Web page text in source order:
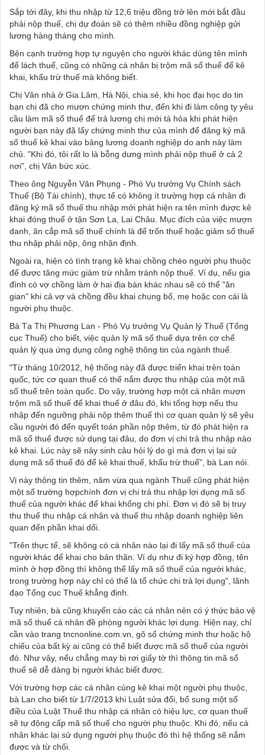
Sắp tới đây, khi thu nhập từ 12,6 triệu đồng trở lên mới bắt đầu
phải nộp thuế, chị dự đoán sẽ có thêm nhiều đồng nghiệp gửi
lương hàng tháng cho mình.
Bên cạnh trường hợp tự nguyện cho người khác dùng tên mình
để lách thuế, cũng có những cá nhân bị trộm mã số thuế để kê
khai, khấu trừ thuế mà không biết.
Chị Vân nhà ở Gia Lâm, Hà Nội, chia sẻ, khi học đại học do tin
bạn chị đã cho mượn chứng minh thư, đến khi đi làm công ty yêu
cầu làm mã số thuế để trả lương chị mới tá hỏa khi phát hiện
người bạn này đã lấy chứng minh thư của mình để đăng ký mã
số thuế kê khai vào bảng lương doanh nghiệp do anh này làm
chủ. "Khi đó, tôi rất lo là bỗng dưng mình phải nộp thuế ở cả 2
nơi", chị Vân bức xúc.
Theo ông Nguyễn Văn Phụng - Phó Vụ trưởng Vụ Chính sách
Thuế (Bộ Tài chính), thực tế có không ít trường hợp cá nhân đi
đăng ký mã số thuế thu nhập mới phát hiện ra tên mình được kê
khai đóng thuế ở tận Sơn La, Lai Châu. Mục đích của việc mượn
danh, ăn cắp mã số thuế chính là để trốn thuế hoặc giảm số thuế
thu nhập phải nộp, ông nhận định.
Ngoài ra, hiện có tình trạng kê khai chồng chéo người phụ thuộc
để được tăng mức giảm trừ nhằm tránh nộp thuế. Ví dụ, nếu gia
đình có vợ chồng làm ở hai địa bàn khác nhau sẽ có thể "ăn
gian" khi cả vợ và chồng đều khai chung bố, mẹ hoặc con cái là
người phụ thuộc.
Bà Tạ Thị Phương Lan - Phó Vụ trưởng Vụ Quản lý Thuế (Tổng
cục Thuế) cho biết, việc quản lý mã số thuế dựa trên cơ chế
quản lý qua ứng dụng công nghệ thông tin của ngành thuế.
"Từ tháng 10/2012, hệ thống này đã được triển khai trên toàn
quốc, tức cơ quan thuế có thể nắm được thu nhập của một mã
số thuế trên toàn quốc. Do vậy, trường hợp một cá nhân mượn
trộm mã số thuế để khai thuế ở đâu đó, khi tổng hợp nếu thu
nhập đến ngưỡng phải nộp thêm thuế thì cơ quan quản lý sẽ yêu
cầu người đó đến quyết toán phần nộp thêm, từ đó phát hiện ra
mã số thuế được sử dụng tại đâu, do đơn vị chi trả thu nhập nào
kê khai. Lúc này sẽ nảy sinh câu hỏi lý do gì mà đơn vị lại sử
dụng mã số thuế đó để kê khai thuế, khấu trừ thuế", bà Lan nói.
Vị này thông tin thêm, năm vừa qua ngành Thuế cũng phát hiện
một số trường hợpchính đơn vị chi trả thu nhập lợi dụng mã số
thuế của người khác để khai khống chi phí. Đơn vị đó sẽ bị truy
thu thuế thu nhập cá nhân và thuế thu nhập doanh nghiệp liên
quan đến phần khai dối.
"Trên thực tế, sẽ không có cá nhân nào lại đi lấy mã số thuế của
người khác để khai cho bản thân. Ví dụ như đi ký hợp đồng, tên
mình ở hợp đồng thì không thể lấy mã số thuế của người khác,
trong trường hợp này chỉ có thể là tổ chức chi trả lợi dụng", lãnh
đạo Tổng cục Thuế khẳng định.
Tuy nhiên, bà cũng khuyến cáo các cá nhân nên có ý thức bảo vệ
mã số thuế cá nhân đề phòng người khác lợi dụng. Hiện nay, chỉ
cần vào trang tncnonline.com.vn, gõ số chứng minh thư hoặc hộ
chiếu của bất kỳ ai cũng có thể biết được mã số thuế của người
đó. Như vậy, nếu chẳng may bị rơi giấy tờ thì thông tin mã số
thuế sẽ dễ dàng bị người khác biết được.
Với trường hợp các cá nhân cùng kê khai một người phụ thuộc,
bà Lan cho biết từ 1/7/2013 khi Luật sửa đổi, bổ sung một số
điều của Luật Thuế thu nhập cá nhân có hiệu lực, cơ quan thuế
sẽ tự động cấp mã số thuế cho người phụ thuộc. Khi đó, nếu cá
nhân khác lại sử dụng người phụ thuộc đó thì hệ thống sẽ nắm
được và từ chối.